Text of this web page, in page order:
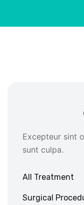
Excepteur sint
sunt culpa.
All Treatment
Surgical